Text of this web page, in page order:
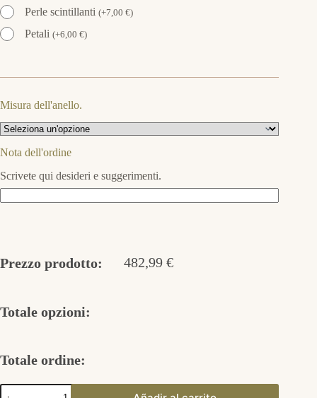
Perle scintillanti (+7,00 €)
Petali (+6,00 €)
Misura dell'anello.
Nota dell'ordine
Scrivete qui desideri e suggerimenti.
Prezzo prodotto: 482,99 €
Totale opzioni:
Totale ordine:
Flora